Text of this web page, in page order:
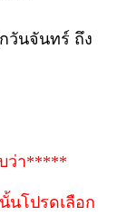
วันจันทร์ ถึง
ว่า*****
โปรดเลือก